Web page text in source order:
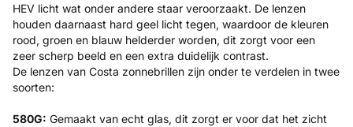
HEV licht wat onder andere staar veroorzaakt. De lenzen
houden daarnaast hard geel licht tegen, waardoor de kleuren
rood, groen en blauw helderder worden, dit zorgt voor een
zeer scherp beeld en een extra duidelijk contrast.
De lenzen van Costa zonnebrillen zijn onder te verdelen in twee
soorten:
580G: Gemaakt van echt glas, dit zorgt er voor dat het zicht